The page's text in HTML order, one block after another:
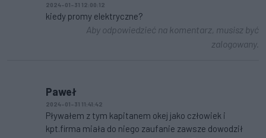
2024-01-31 12:00:12
kiedy promy elektryczne?
Aby odpowiedzieć na komentarz, musisz być
zalogowany.
Paweł
2024-01-31 11:41:42
Pływałem z tym kapitanem okej jako człowiek i
kpt.firma miała do niego zaufanie zawsze dowodził